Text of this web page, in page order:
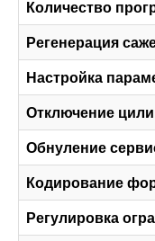
Количество
Регенерация
Настройка
Отключение
Обнуление
Кодирование
Регулировка